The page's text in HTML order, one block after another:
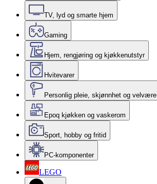
TV, lyd og smarte hjem
Gaming
Hjem, rengjøring og kjøkkenutstyr
Hvitevarer
Personlig pleie, skjønnhet og velvære
Epoq kjøkken og vaskerom
Sport, hobby og fritid
PC-komponenter
LEGO